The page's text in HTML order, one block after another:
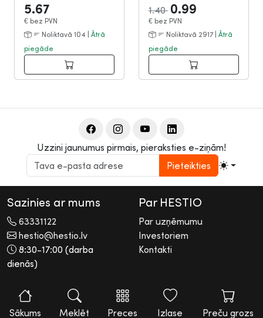
Sākums Meklēt Preces Izlase Preču grozs
5.67
€ bez PVN
Noliktavā 104 | Ātrā
piegāde
1.40 0.99
€ bez PVN
Noliktavā 2917 | Ātrā
piegāde
Uzzini jaunumus pirmais, pieraksties e-ziņām!
Pieteikties
Sazinies ar mums
63331122
hestio@hestio.lv
8:30-17:00 (darba
dienās)
Par HESTIO
Par uzņēmumu
Investoriem
Kontakti
2026 © Hestio AS
Visas tiesības rezervētas. Informācijas pārpublicēšana bez
rakstiskas atļaujas aizliegta.